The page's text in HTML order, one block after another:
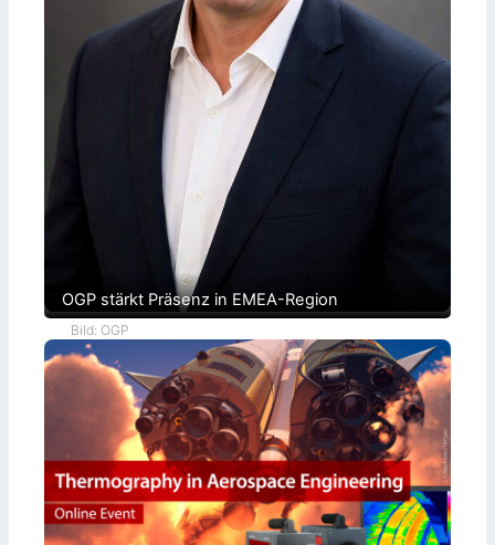
OGP stärkt Präsenz in EMEA-Region
Bild: OGP